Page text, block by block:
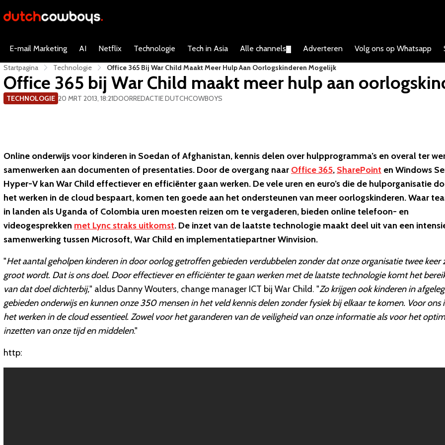
E-mail Marketing AI Netflix Technologie Tech in Asia Alle channels Adverteren Volg ons op Whatsapp
Startpagina Technologie Office 365 Bij War Child Maakt Meer Hulp Aan Oorlogskinderen Mogelijk
Office 365 bij War Child maakt meer hulp aan
TECHNOLOGIE 20 MRT 2013, 18:21DOORREDACTIE DUTCHCOWBOYS
Online onderwijs voor kinderen in Soedan of Afghanistan, kennis delen over hulpprogramma’s en overal ter
samenwerken aan documenten of presentaties. Door de overgang naar Office 365, SharePoint en Windows
Hyper-V kan War Child effectiever en efficiënter gaan werken. De vele uren en euro’s die de hulporganisatie
het werken in de cloud bespaart, komen ten goede aan het ondersteunen van meer oorlogskinderen. Waar
in landen als Uganda of Colombia uren moesten reizen om te vergaderen, bieden online telefoon- en
videogesprekken met Lync straks uitkomst. De inzet van de laatste technologie maakt deel uit van een
samenwerking tussen Microsoft, War Child en implementatiepartner Winvision.
"Het aantal geholpen kinderen in door oorlog getroffen gebieden verdubbelen zonder dat onze organisatie twee keer
groot wordt. Dat is ons doel. Door effectiever en efficiënter te gaan werken met de laatste technologie komt het
van dat doel dichterbij," aldus Danny Wouters, change manager ICT bij War Child. "Zo krijgen ook kinderen in
gebieden onderwijs en kunnen onze 350 mensen in het veld kennis delen zonder fysiek bij elkaar te komen. Voor ons
het werken in de cloud essentieel. Zowel voor het garanderen van de veiligheid van onze informatie als voor het
inzetten van onze tijd en middelen."
http: